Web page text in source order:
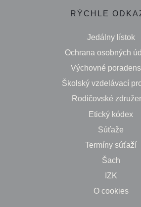
RÝCHLE
Jedálny lístok
Ochrana osobných
Výchovné
Školský vzdelávací
Rodičovské
Etický kódex
Súťaže
Termíny súťaží
Šach
IZK
O cookies